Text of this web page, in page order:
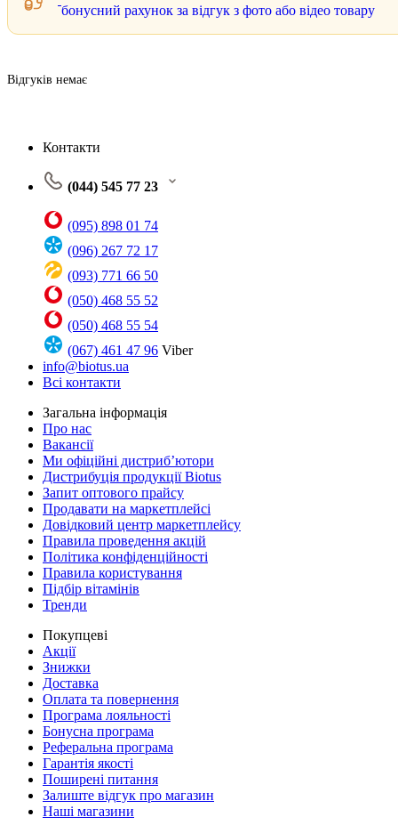
бонусний рахунок за відгук з фото або відео товару
Відгуків немає
Контакти
(044) 545 77 23
(095) 898 01 74
(096) 267 72 17
(093) 771 66 50
(050) 468 55 52
(050) 468 55 54
(067) 461 47 96 Viber
info@biotus.ua
Всі контакти
Загальна інформація
Про нас
Вакансії
Ми офіційні дистриб’ютори
Дистрибуція продукції Biotus
Запит оптового прайсу
Продавати на маркетплейсі
Довідковий центр маркетплейсу
Правила проведення акцій
Політика конфіденційності
Правила користування
Підбір вітамінів
Тренди
Покупцеві
Акції
Знижки
Доставка
Оплата та повернення
Програма лояльності
Бонусна програма
Реферальна програма
Гарантія якості
Поширені питання
Залиште відгук про магазин
Наші магазини